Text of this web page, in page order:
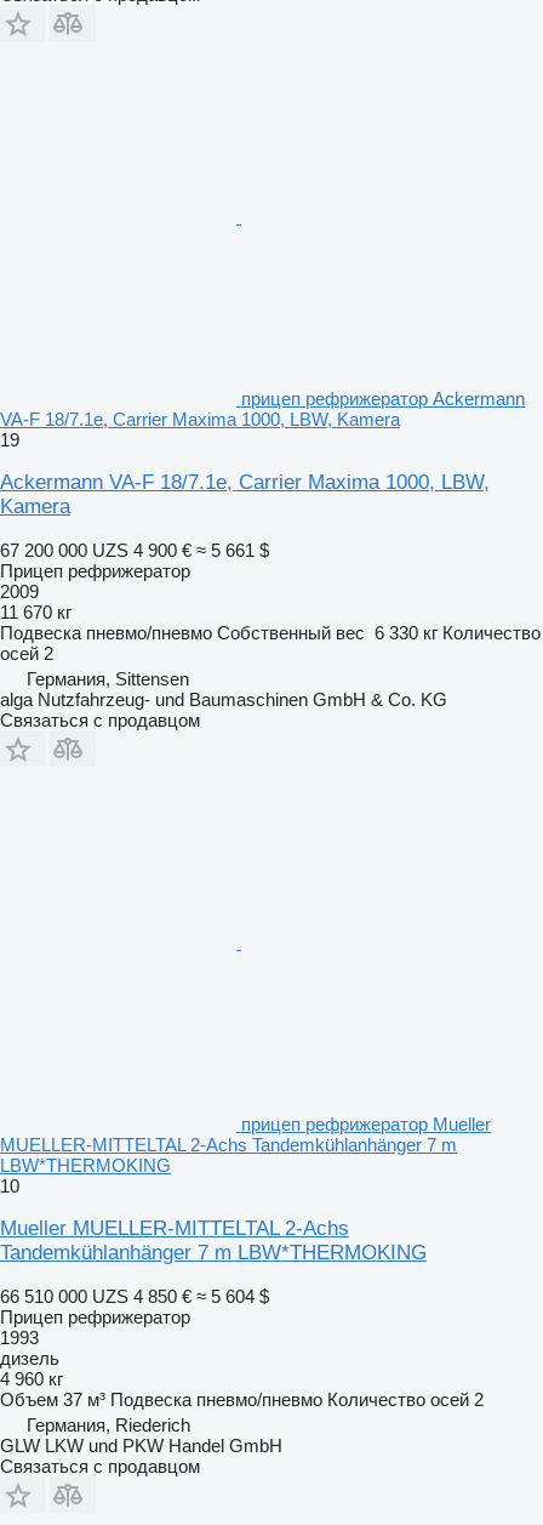
прицеп рефрижератор Ackermann
VA-F 18/7.1e, Carrier Maxima 1000, LBW, Kamera
19
Ackermann VA-F 18/7.1e, Carrier Maxima 1000, LBW,
Kamera
67 200 000 UZS 4 900 € ≈ 5 661 $
Прицеп рефрижератор
2009
11 670 кг
Подвеска пневмо/пневмо Собственный вес 6 330 кг Количество
осей 2
Германия, Sittensen
alga Nutzfahrzeug- und Baumaschinen GmbH & Co. KG
Связаться с продавцом
прицеп рефрижератор Mueller
MUELLER-MITTELTAL 2-Achs Tandemkühlanhänger 7 m
LBW*THERMOKING
10
Mueller MUELLER-MITTELTAL 2-Achs
Tandemkühlanhänger 7 m LBW*THERMOKING
66 510 000 UZS 4 850 € ≈ 5 604 $
Прицеп рефрижератор
1993
дизель
4 960 кг
Объем 37 м³ Подвеска пневмо/пневмо Количество осей 2
Германия, Riederich
GLW LKW und PKW Handel GmbH
Связаться с продавцом